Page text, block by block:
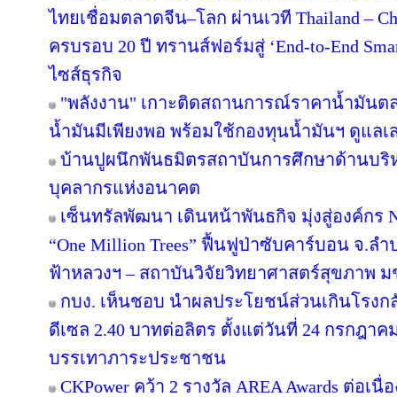
ไทยเชื่อมตลาดจีน–โลก ผ่านเวที Thailand –
ครบรอบ 20 ปี ทรานส์ฟอร์มสู่ ‘End-to-End
ไซส์ธุรกิจ
"พลังงาน" เกาะติดสถานการณ์ราคาน้ำมันต
น้ำมันมีเพียงพอ พร้อมใช้กองทุนน้ำมันฯ ดูแล
บ้านปูผนึกพันธมิตรสถาบันการศึกษาด้านบริ
บุคลากรแห่งอนาคต
เซ็นทรัลพัฒนา เดินหน้าพันธกิจ มุ่งสู่องค์กร
“One Million Trees” ฟื้นฟูป่าซับคาร์บอน จ.ล
ฟ้าหลวงฯ – สถาบันวิจัยวิทยาศาสตร์สุขภาพ ม
กบง. เห็นชอบ นำผลประโยชน์ส่วนเกินโรง
ดีเซล 2.40 บาทต่อลิตร ตั้งแต่วันที่ 24 กรกฎาค
บรรเทาภาระประชาชน
CKPower คว้า 2 รางวัล AREA Awards ต่อเ